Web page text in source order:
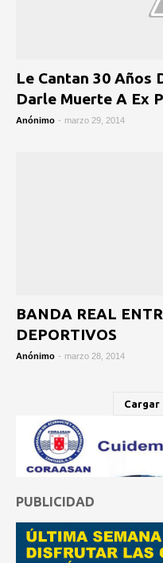
Le Cantan 30 Años
Darle Muerte A Ex
Anónimo - marzo 29, 2014
BANDA REAL
DEPORTIVOS
Anónimo - marzo 28, 2014
Cargar
PUBLICIDAD